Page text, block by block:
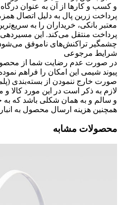
و کسب و کارها از آن به عنوان
پرداخت زرین پال به دلیل اتصال
معتبر بانکی، خریداران را به
پرداخت منتقل می‌کند. این
چشمگیر تراکنش‌های ناموفق
شرایط مرجوعی
در صورت عدم رضایت شما از
پیوند شیمی این امکان را فراهم
لازم به ذکر است در این مورد کالا
و سالم و به همان شکلی باشد که به
همچنین هزینه ارسال محصول به
محصولات مشابه